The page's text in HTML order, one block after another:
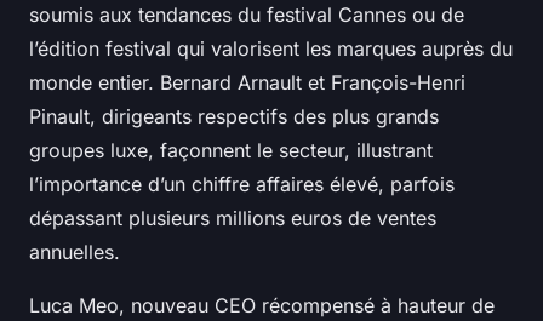
soumis aux tendances du festival Cannes ou de
l’édition festival qui valorisent les marques auprès du
monde entier. Bernard Arnault et François-Henri
Pinault, dirigeants respectifs des plus grands
groupes luxe, façonnent le secteur, illustrant
l’importance d’un chiffre affaires élevé, parfois
dépassant plusieurs millions euros de ventes
annuelles.
Luca Meo, nouveau CEO récompensé à hauteur de